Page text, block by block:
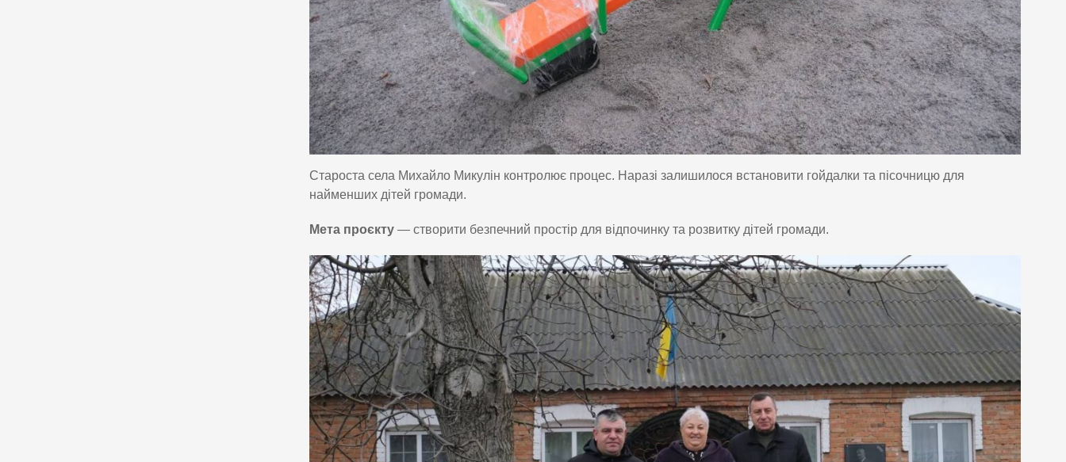
Староста села Михайло Микулін контролює процес. Наразі залишилося встановити гойдалки та пісочницю для
найменших дітей громади.
Мета проєкту— створити безпечний простір для відпочинку та розвитку дітей громади.